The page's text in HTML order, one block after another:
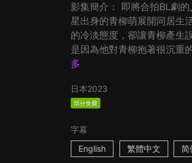
影集簡介： 即將合拍BL劇
星出身的青柳萌展開同居生
的冷淡態度，卻讓青柳產生
是因為他對青柳抱著很沉
多
日本2023
部分免費
字幕
English
繁體中文 简